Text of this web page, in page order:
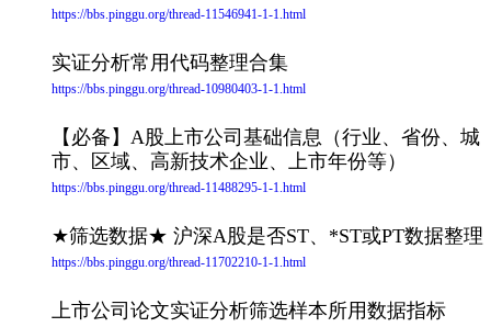
https://bbs.pinggu.org/thread-11546941-1-1.html
实证分析常用代码整理合集
https://bbs.pinggu.org/thread-10980403-1-1.html
【必备】A股上市公司基础信息（行业、省份、城
市、区域、高新技术企业、上市年份等）
https://bbs.pinggu.org/thread-11488295-1-1.html
★筛选数据★ 沪深A股是否ST、*ST或PT数据整理
https://bbs.pinggu.org/thread-11702210-1-1.html
上市公司论文实证分析筛选样本所用数据指标